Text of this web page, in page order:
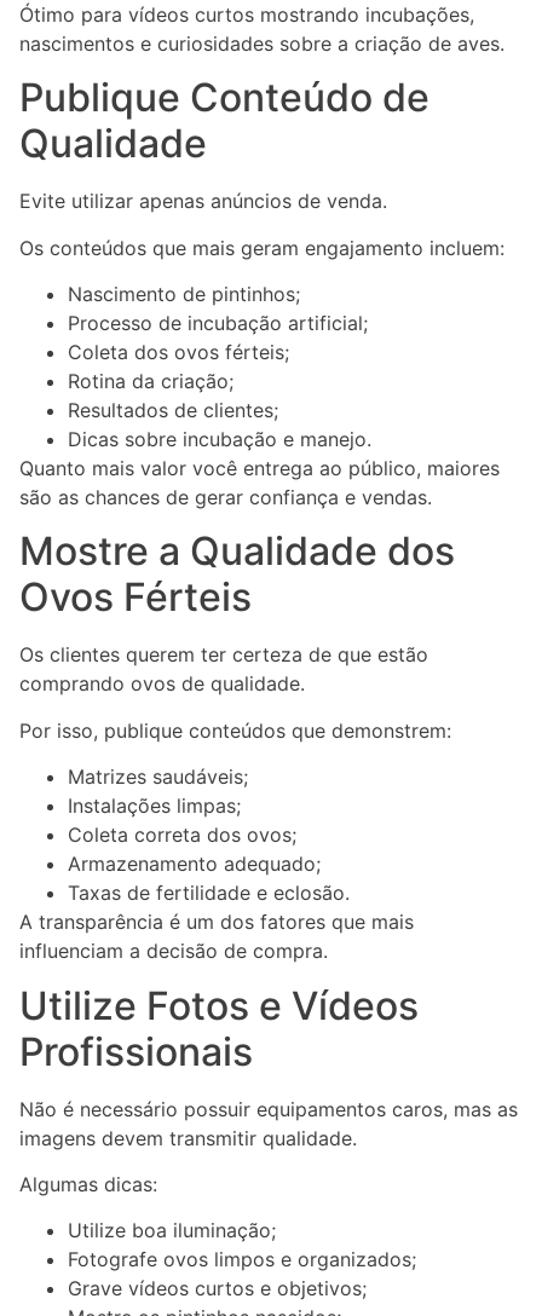
Ótimo para vídeos curtos mostrando incubações,
nascimentos e curiosidades sobre a criação de aves.
Publique Conteúdo de
Qualidade
Evite utilizar apenas anúncios de venda.
Os conteúdos que mais geram engajamento incluem:
Nascimento de pintinhos;
Processo de incubação artificial;
Coleta dos ovos férteis;
Rotina da criação;
Resultados de clientes;
Dicas sobre incubação e manejo.
Quanto mais valor você entrega ao público, maiores
são as chances de gerar confiança e vendas.
Mostre a Qualidade dos
Ovos Férteis
Os clientes querem ter certeza de que estão
comprando ovos de qualidade.
Por isso, publique conteúdos que demonstrem:
Matrizes saudáveis;
Instalações limpas;
Coleta correta dos ovos;
Armazenamento adequado;
Taxas de fertilidade e eclosão.
A transparência é um dos fatores que mais
influenciam a decisão de compra.
Utilize Fotos e Vídeos
Profissionais
Não é necessário possuir equipamentos caros, mas as
imagens devem transmitir qualidade.
Algumas dicas:
Utilize boa iluminação;
Fotografe ovos limpos e organizados;
Grave vídeos curtos e objetivos;